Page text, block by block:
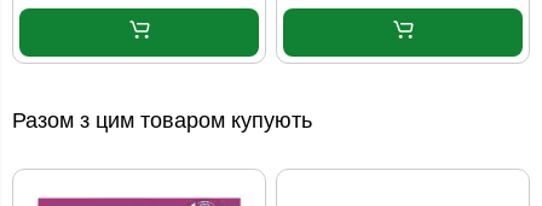
Разом з цим товаром купують